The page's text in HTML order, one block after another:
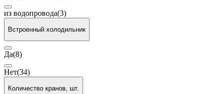
из водопровода(3)
Встроенный холодильник
Да(8)
Нет(34)
Количество кранов, шт.